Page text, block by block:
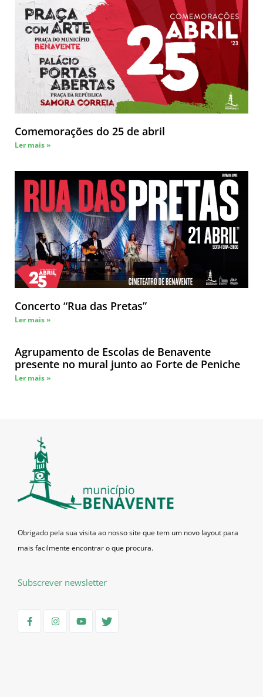
Comemorações do 25 de abril
Ler mais »
Concerto “Rua das Pretas”
Ler mais »
Agrupamento de Escolas de Benavente
presente no mural junto ao Forte de Peniche
Ler mais »
Obrigado pela sua visita ao nosso site que tem um novo layout para
mais facilmente encontrar o que procura.
Subscrever newsletter